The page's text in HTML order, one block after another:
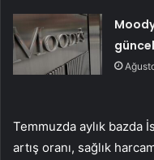
Temmuzda aylık bazda
artış oranı, sağlık